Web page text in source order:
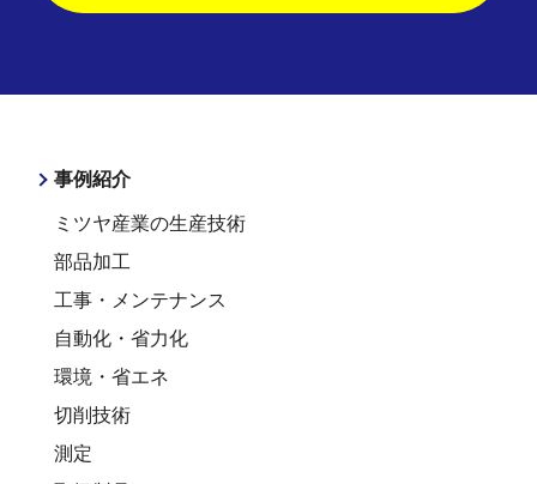
事例紹介
ミツヤ産業の生産技術
部品加工
工事・メンテナンス
自動化・省力化
環境・省エネ
切削技術
測定